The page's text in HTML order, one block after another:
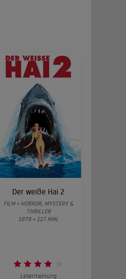
Der weiße Hai 2
FILM • HORROR, MYSTERY &
THRILLER
1978 • 117 MIN.
Lesermeinung